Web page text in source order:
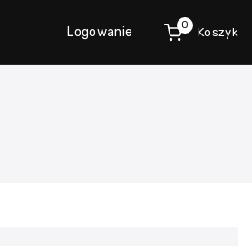
Logowanie 0
Koszyk